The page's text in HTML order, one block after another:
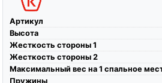
Артикул
Высота
Жесткость стороны 1
Жесткость стороны 2
Максимальный вес на 1 спальное
Пружины